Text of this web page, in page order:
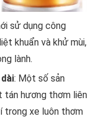
sử dụng công
khuẩn và khử mùi,
lành.
: Một số sản
tán hương thơm liên
trong xe luôn thơm